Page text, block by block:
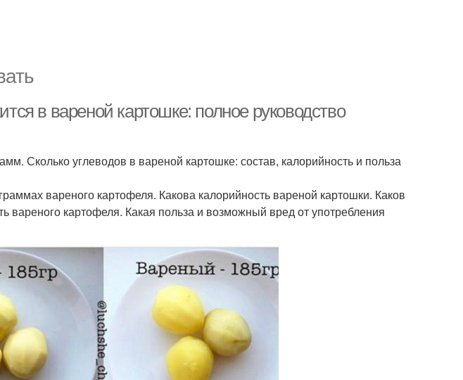
в вареной картошке: полное руководство
Сколько углеводов в вареной картошке: состав, калорийность и польза
вареного картофеля. Какова калорийность вареной картошки. Каков
вареного картофеля. Какая польза и возможный вред от употребления